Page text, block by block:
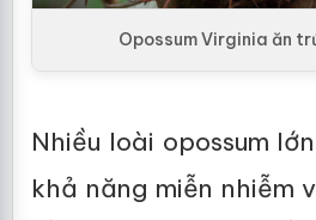
Opossum Virginia ăn
Nhiều loài opossum
khả năng miễn nhiễm